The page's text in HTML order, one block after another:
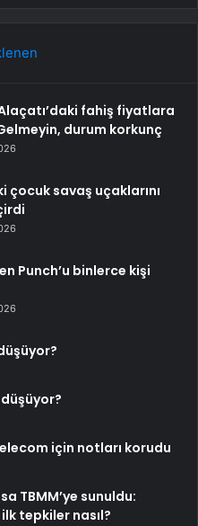
fahiş fiyatlara
durum korkunç
çocuk savaş uçaklarını
Punch’u binlerce kişi
için notları korudu
TBMM’ye sunuldu:
tepkiler nasıl?